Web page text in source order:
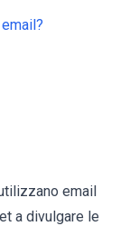
email
a divulgare le